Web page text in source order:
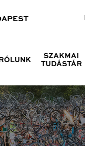
RÓLUNK
SZAKMAI
TUDÁSTÁR